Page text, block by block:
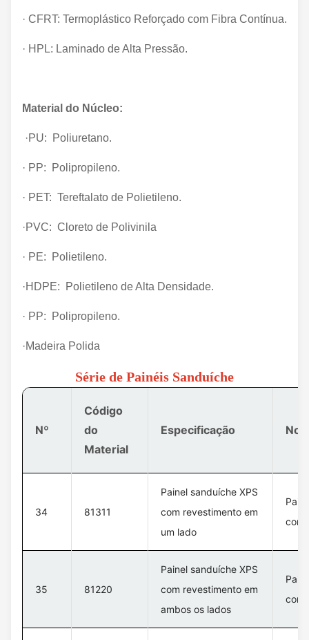
· CFRT: Termoplástico Reforçado com Fibra Contínua.
· HPL: Laminado de Alta Pressão.
Material do Núcleo:
·PU: Poliuretano.
· PP: Polipropileno.
· PET: Tereftalato de Polietileno.
·PVC: Cloreto de Polivinila
· PE: Polietileno.
·HDPE: Polietileno de Alta Densidade.
· PP: Polipropileno.
·Madeira Polida
Série de Painéis Sanduíche
Nº
Código
do
Material
Especificação
34 81311
Painel sanduíche XPS
com revestimento em
um lado
com
35 81220
Painel sanduíche XPS
com revestimento em
ambos os lados
com